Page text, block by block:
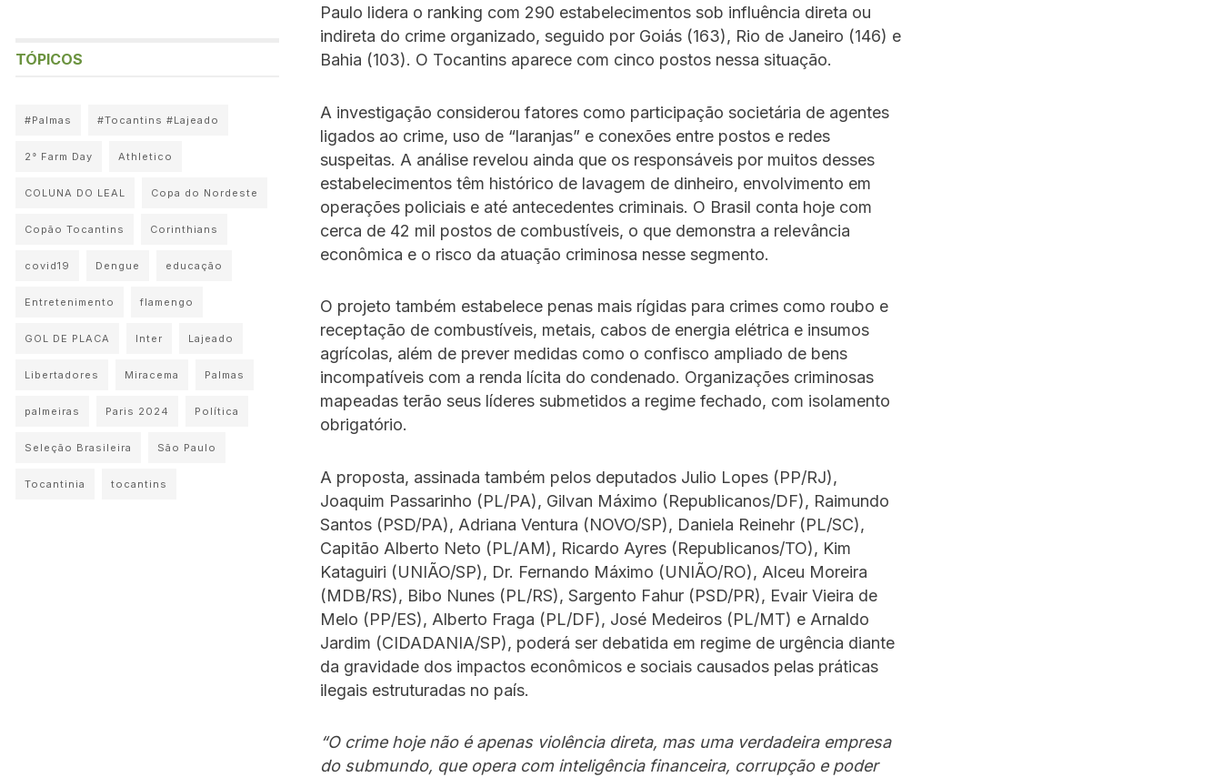
Paulo lidera o ranking com 290 estabelecimentos sob influência direta ou
indireta do crime organizado, seguido por Goiás (163), Rio de Janeiro (146) e
Bahia (103). O Tocantins aparece com cinco postos nessa situação.
A investigação considerou fatores como participação societária de agentes
ligados ao crime, uso de “laranjas” e conexões entre postos e redes
suspeitas. A análise revelou ainda que os responsáveis por muitos desses
estabelecimentos têm histórico de lavagem de dinheiro, envolvimento em
operações policiais e até antecedentes criminais. O Brasil conta hoje com
cerca de 42 mil postos de combustíveis, o que demonstra a relevância
econômica e o risco da atuação criminosa nesse segmento.
O projeto também estabelece penas mais rígidas para crimes como roubo e
receptação de combustíveis, metais, cabos de energia elétrica e insumos
agrícolas, além de prever medidas como o confisco ampliado de bens
incompatíveis com a renda lícita do condenado. Organizações criminosas
mapeadas terão seus líderes submetidos a regime fechado, com isolamento
obrigatório.
A proposta, assinada também pelos deputados Julio Lopes (PP/RJ),
Joaquim Passarinho (PL/PA), Gilvan Máximo (Republicanos/DF), Raimundo
Santos (PSD/PA), Adriana Ventura (NOVO/SP), Daniela Reinehr (PL/SC),
Capitão Alberto Neto (PL/AM), Ricardo Ayres (Republicanos/TO), Kim
Kataguiri (UNIÃO/SP), Dr. Fernando Máximo (UNIÃO/RO), Alceu Moreira
(MDB/RS), Bibo Nunes (PL/RS), Sargento Fahur (PSD/PR), Evair Vieira de
Melo (PP/ES), Alberto Fraga (PL/DF), José Medeiros (PL/MT) e Arnaldo
Jardim (CIDADANIA/SP), poderá ser debatida em regime de urgência diante
da gravidade dos impactos econômicos e sociais causados pelas práticas
ilegais estruturadas no país.
“O crime hoje não é apenas violência direta, mas uma verdadeira empresa
do submundo, que opera com inteligência financeira, corrupção e poder
TÓPICOS
#Palmas #Tocantins #Lajeado
2° Farm Day Athletico
COLUNA DO LEAL Copa do Nordeste
Copão Tocantins Corinthians
covid19 Dengue educação
Entretenimento flamengo
GOL DE PLACA Inter Lajeado
Libertadores Miracema Palmas
palmeiras Paris 2024 Política
Seleção Brasileira São Paulo
Tocantinia tocantins